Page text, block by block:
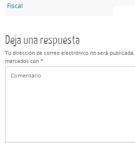
Fiscal
Deja una respuesta
Tu dirección de correo electrónico no será publicada.
marcados con *